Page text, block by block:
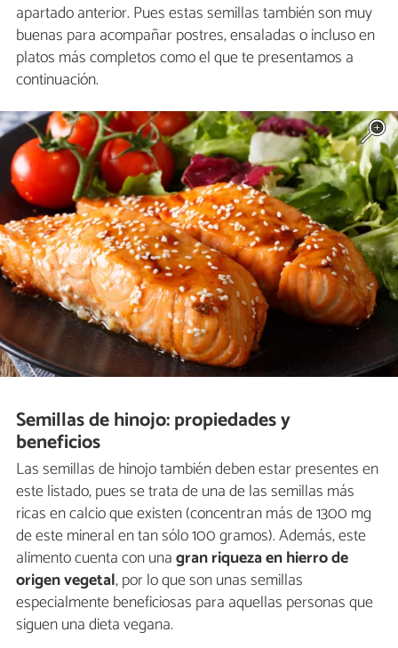
apartado anterior. Pues estas semillas también son muy
buenas para acompañar postres, ensaladas o incluso en
platos más completos como el que te presentamos a
continuación.
Semillas de hinojo: propiedades y
beneficios
Las semillas de hinojo también deben estar presentes en
este listado, pues se trata de una de las semillas más
ricas en calcio que existen (concentran más de 1300 mg
de este mineral en tan sólo 100 gramos). Además, este
alimento cuenta con unagran riqueza en hierro de
origen vegetal, por lo que son unas semillas
especialmente beneficiosas para aquellas personas que
siguen una dieta vegana.